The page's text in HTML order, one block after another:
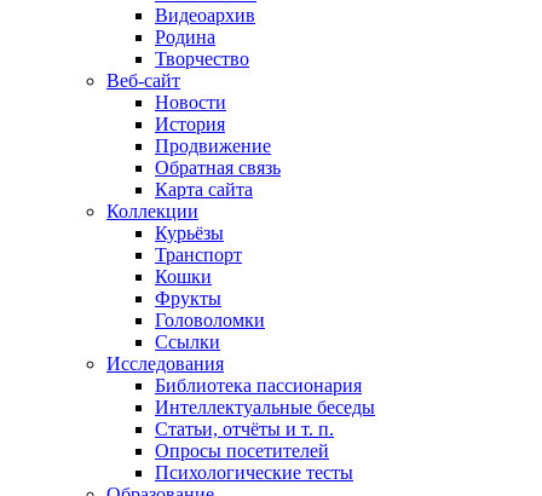
Видеоархив
Родина
Творчество
Веб-сайт
Новости
История
Продвижение
Обратная связь
Карта сайта
Коллекции
Курьёзы
Транспорт
Кошки
Фрукты
Головоломки
Ссылки
Исследования
Библиотека пассионария
Интеллектуальные беседы
Статьи, отчёты и т. п.
Опросы посетителей
Психологические тесты